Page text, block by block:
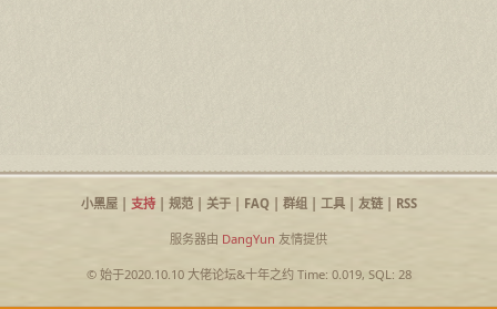
小黑屋| 支持| 规范| 关于| FAQ| 群组| 工具| 友链| RSS
服务器由 DangYun 友情提供
© 始于2020.10.10 大佬论坛&十年之约Time: 0.019, SQL: 28